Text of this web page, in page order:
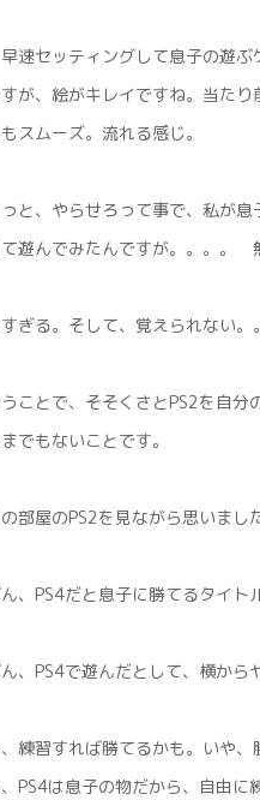
速セッティングして息子の遊
が、絵がキレイですね。当たり
スムーズ。流れる感じ。
と、やらせろって事で、私が息
遊んでみたんですが。。。。
ぎる。そして、覚えられない。
ことで、そそくさとPS2を自分
でもないことです。
部屋のPS2を見ながら思いました
、PS4だと息子に勝てるタイト
、PS4で遊んだとして、横から
練習すれば勝てるかも。いや、
PS4は息子の物だから、自由に